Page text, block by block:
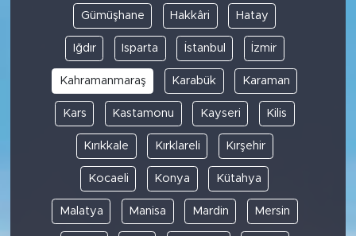
Gümüşhane Hakkâri Hatay
Iğdır Isparta İstanbul İzmir
Kahramanmaraş Karabük Karaman
Kars Kastamonu Kayseri Kilis
Kırıkkale Kırklareli Kırşehir
Kocaeli Konya Kütahya
Malatya Manisa Mardin Mersin